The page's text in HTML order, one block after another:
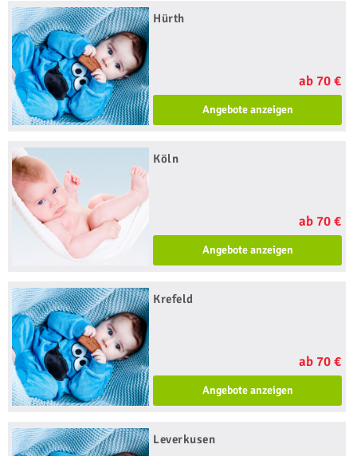
Hürth
ab 70 €
Angebote anzeigen
Köln
ab 70 €
Angebote anzeigen
Krefeld
ab 70 €
Angebote anzeigen
Leverkusen